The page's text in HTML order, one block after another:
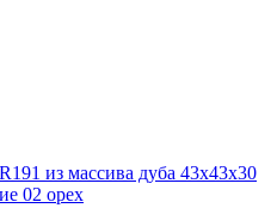
из массива дуба 43х43х30
02 орех